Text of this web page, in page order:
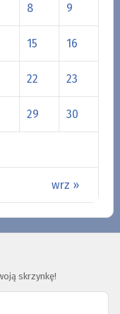
wrz »
8 9
15 16
22 23
29 30
skrzynkę!